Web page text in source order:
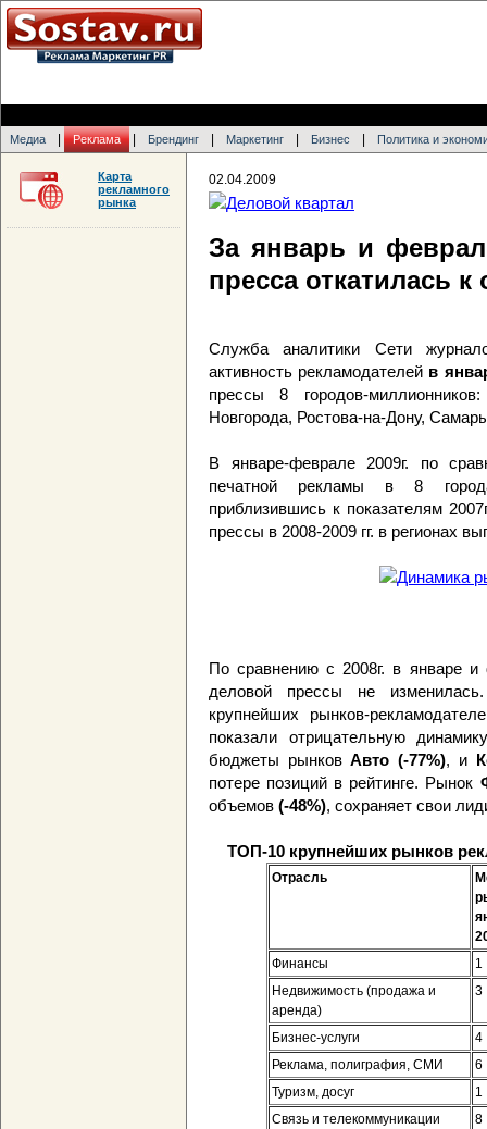
Медиа Реклама Брендинг Маркетинг Бизнес Политика и
02.04.2009
За январь и
пресса откатилась
Служба аналитики Сети
активность рекламодателей в
прессы 8 городов-
Новгорода, Ростова-на-Дону,
В январе-феврале 2009г. по
печатной рекламы в 8
приблизившись к показателям
прессы в 2008-2009 гг. в регионах
По сравнению с 2008г. в январе и
деловой прессы не
крупнейших рынков-
показали отрицательную
бюджеты рынковАвто (-77%), и
потере позиций в рейтинге. Рынок
объемов (-48%), сохраняет свои
ТОП-10 крупнейших рынков
Отрасль
Финансы
1
Недвижимость (продажа и
аренда)
3
Бизнес-услуги
4
Реклама, полиграфия, СМИ
6
Туризм, досуг
1
Связь и телекоммуникации
8
Карта
рекламного
рынка